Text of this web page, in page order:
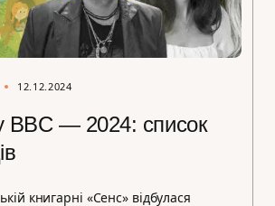
12.12.2024
BBC — 2024: список
книгарні «Сенс» відбулася